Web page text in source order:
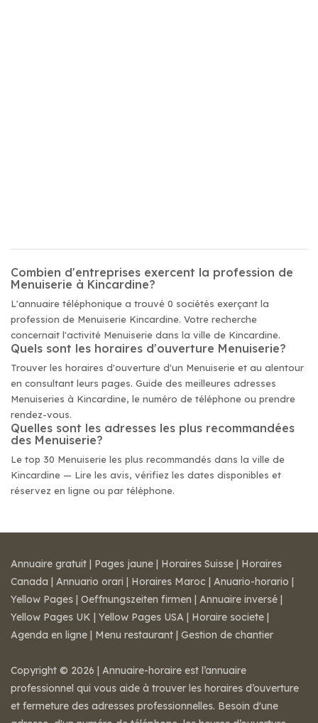
Combien d'entreprises exercent la profession de
Menuiserie à Kincardine?
L'annuaire téléphonique a trouvé 0 sociétés exerçant la
profession de Menuiserie Kincardine. Votre recherche
concernait l'activité Menuiserie dans la ville de Kincardine.
Quels sont les horaires d'ouverture Menuiserie?
Trouver les horaires d'ouverture d'un Menuiserie et au alentour
en consultant leurs pages. Guide des meilleures adresses
Menuiseries à Kincardine, le numéro de téléphone ou prendre
rendez-vous.
Quelles sont les adresses les plus recommandées
des Menuiserie?
Le top 30 Menuiserie les plus recommandés dans la ville de
Kincardine — Lire les avis, vérifiez les dates disponibles et
réservez en ligne ou par téléphone.
Annuaire gratuit | Pages jaune | Horaires Suisse | Horaires
Canada | Annuario orari | Horaires Maroc | Anuario-horario |
Yellow Pages | Oeffnungszeiten firmen | Annuaire inversé |
Yellow Pages UK | Yellow Pages USA | Horaire societe |
Agenda en ligne | Menu restaurant | Gestion de chantier
Copyright © 2026 | Annuaire-horaire est l’annuaire
professionnel qui vous aide à trouver les horaires d’ouverture
et fermeture des adresses professionnelles. Besoin d'une